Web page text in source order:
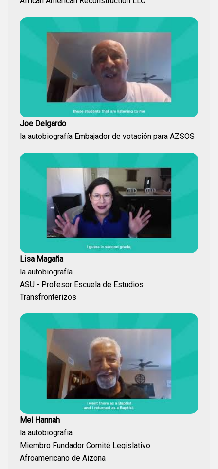
Joe Delgardo
la autobiografía Embajador de votación para AZSOS
Lisa Magaña
la autobiografía
ASU - Profesor Escuela de Estudios
Transfronterizos
Mel Hannah
la autobiografía
Miembro Fundador Comité Legislativo
Afroamericano de Aizona